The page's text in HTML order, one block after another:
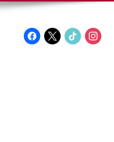
facebook
x tiktok instagram